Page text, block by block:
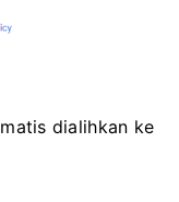
dialihkan ke